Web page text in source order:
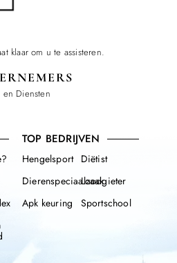
klaar om u te assisteren.
en Diensten
TOP BEDRIJVEN
Hengelsport
Dierenspeciaalzaak
Apk keuring
Diëtist
Loodgieter
Sportschool